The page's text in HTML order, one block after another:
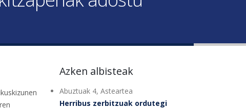
Azken albisteak
Abuztuak 4, Asteartea
Herribus zerbitzuak ordutegi